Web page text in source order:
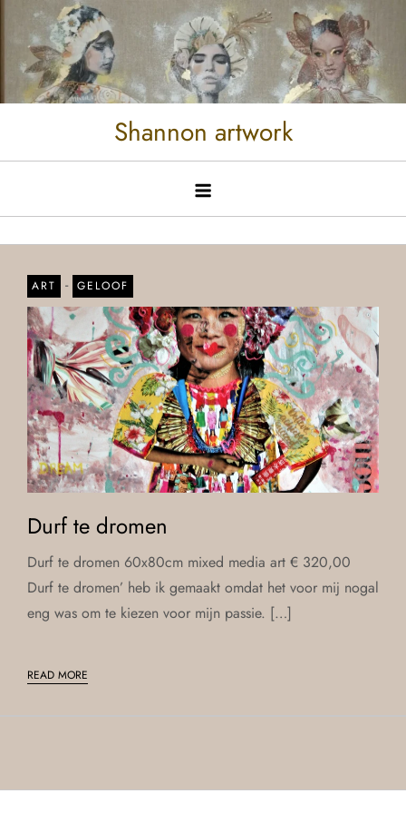
Shannon artwork
ART - GELOOF
Durf te dromen
Durf te dromen 60x80cm mixed media art € 320,00
Durf te dromen’ heb ik gemaakt omdat het voor mij nogal
eng was om te kiezen voor mijn passie. […]
READ MORE